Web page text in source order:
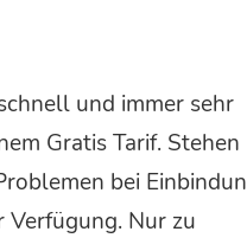
und immer sehr
Gratis Tarif. Stehen
bei
Verfügung. Nur zu